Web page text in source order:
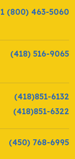
1 (800) 463-5060
(418) 516-9065
(418)851-6132
(418)851-6322
(450) 768-6995